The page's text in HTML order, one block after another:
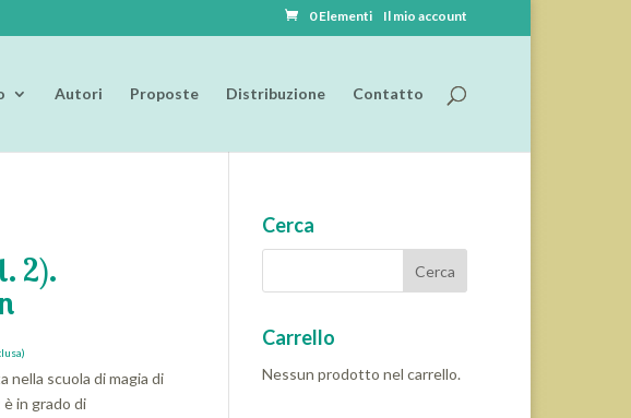
Il mio account
0 Elementi
Autori Proposte Distribuzione Contatto
2).
scuola di magia di
in grado di
Cerca
Carrello
Nessun prodotto nel carrello.